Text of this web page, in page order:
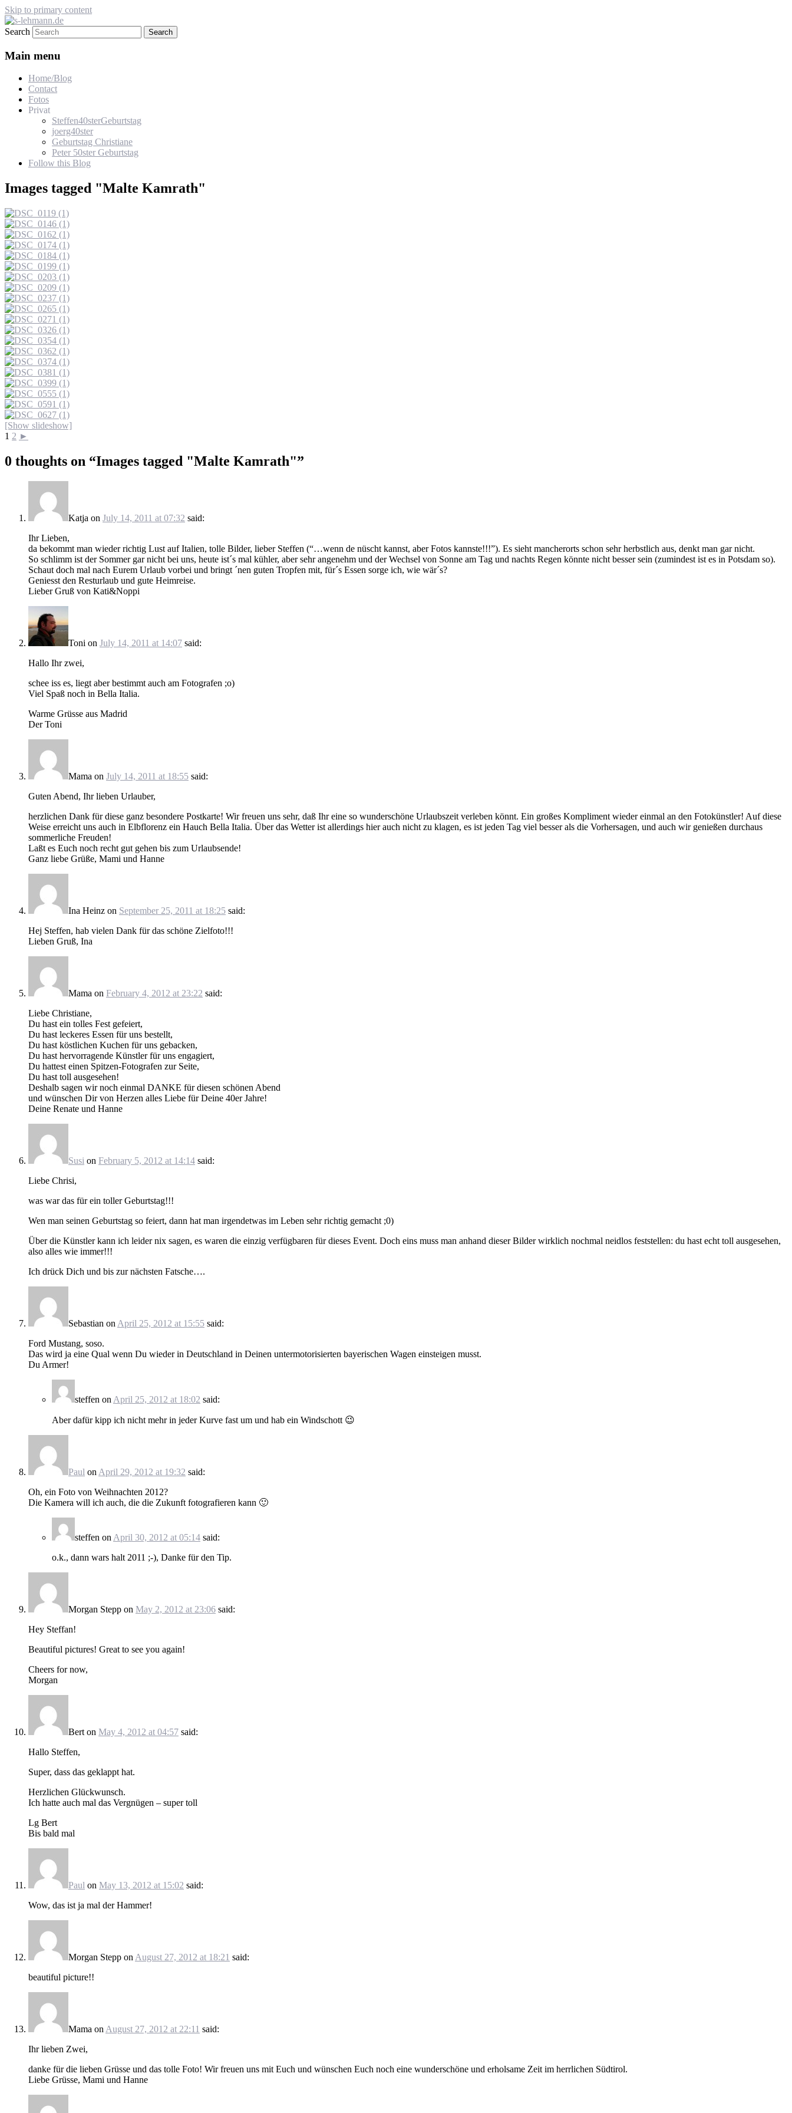
Skip to primary content
s-lehmann.de
Search
Main menu
Home/Blog
Contact
Fotos
Privat
Steffen40sterGeburtstag
joerg40ster
Geburtstag Christiane
Peter 50ster Geburtstag
Follow this Blog
Images tagged "Malte Kamrath"
[Show slideshow]
1 2 ►
0 thoughts on “Images tagged "Malte Kamrath"”
Katja on July 14, 2011 at 07:32 said:
Ihr Lieben,
da bekommt man wieder richtig Lust auf Italien, tolle Bilder, lieber Steffen (“…wenn de nüscht kannst, aber Fotos kannste!!!”). Es sieht mancherorts schon sehr herbstlich aus, denkt man gar nicht.
So schlimm ist der Sommer gar nicht bei uns, heute ist´s mal kühler, aber sehr angenehm und der Wechsel von Sonne am Tag und nachts Regen könnte nicht besser sein (zumindest ist es in Potsdam so).
Schaut doch mal nach Eurem Urlaub vorbei und bringt ´nen guten Tropfen mit, für´s Essen sorge ich, wie wär´s?
Geniesst den Resturlaub und gute Heimreise.
Lieber Gruß von Kati&Noppi
Toni on July 14, 2011 at 14:07 said:
Hallo Ihr zwei,
schee iss es, liegt aber bestimmt auch am Fotografen ;o)
Viel Spaß noch in Bella Italia.
Warme Grüsse aus Madrid
Der Toni
Mama on July 14, 2011 at 18:55 said:
Guten Abend, Ihr lieben Urlauber,
herzlichen Dank für diese ganz besondere Postkarte! Wir freuen uns sehr, daß Ihr eine so wunderschöne Urlaubszeit verleben könnt. Ein großes Kompliment wieder einmal an den Fotokünstler! Auf diese
Weise erreicht uns auch in Elbflorenz ein Hauch Bella Italia. Über das Wetter ist allerdings hier auch nicht zu klagen, es ist jeden Tag viel besser als die Vorhersagen, und auch wir genießen durchaus
sommerliche Freuden!
Laßt es Euch noch recht gut gehen bis zum Urlaubsende!
Ganz liebe Grüße, Mami und Hanne
Ina Heinz on September 25, 2011 at 18:25 said:
Hej Steffen, hab vielen Dank für das schöne Zielfoto!!!
Lieben Gruß, Ina
Mama on February 4, 2012 at 23:22 said:
Liebe Christiane,
Du hast ein tolles Fest gefeiert,
Du hast leckeres Essen für uns bestellt,
Du hast köstlichen Kuchen für uns gebacken,
Du hast hervorragende Künstler für uns engagiert,
Du hattest einen Spitzen-Fotografen zur Seite,
Du hast toll ausgesehen!
Deshalb sagen wir noch einmal DANKE für diesen schönen Abend
und wünschen Dir von Herzen alles Liebe für Deine 40er Jahre!
Deine Renate und Hanne
Susi on February 5, 2012 at 14:14 said:
Liebe Chrisi,
was war das für ein toller Geburtstag!!!
Wen man seinen Geburtstag so feiert, dann hat man irgendetwas im Leben sehr richtig gemacht ;0)
Über die Künstler kann ich leider nix sagen, es waren die einzig verfügbaren für dieses Event. Doch eins muss man anhand dieser Bilder wirklich nochmal neidlos feststellen: du hast echt toll ausgesehen,
also alles wie immer!!!
Ich drück Dich und bis zur nächsten Fatsche….
Sebastian on April 25, 2012 at 15:55 said:
Ford Mustang, soso.
Das wird ja eine Qual wenn Du wieder in Deutschland in Deinen untermotorisierten bayerischen Wagen einsteigen musst.
Du Armer!
steffen on April 25, 2012 at 18:02 said:
Aber dafür kipp ich nicht mehr in jeder Kurve fast um und hab ein Windschott 😉
Paul on April 29, 2012 at 19:32 said:
Oh, ein Foto von Weihnachten 2012?
Die Kamera will ich auch, die die Zukunft fotografieren kann 🙂
steffen on April 30, 2012 at 05:14 said:
o.k., dann wars halt 2011 ;-), Danke für den Tip.
Morgan Stepp on May 2, 2012 at 23:06 said:
Hey Steffan!
Beautiful pictures! Great to see you again!
Cheers for now,
Morgan
Bert on May 4, 2012 at 04:57 said:
Hallo Steffen,
Super, dass das geklappt hat.
Herzlichen Glückwunsch.
Ich hatte auch mal das Vergnügen – super toll
Lg Bert
Bis bald mal
Paul on May 13, 2012 at 15:02 said:
Wow, das ist ja mal der Hammer!
Morgan Stepp on August 27, 2012 at 18:21 said:
beautiful picture!!
Mama on August 27, 2012 at 22:11 said:
Ihr lieben Zwei,
danke für die lieben Grüsse und das tolle Foto! Wir freuen uns mit Euch und wünschen Euch noch eine wunderschöne und erholsame Zeit im herrlichen Südtirol.
Liebe Grüsse, Mami und Hanne